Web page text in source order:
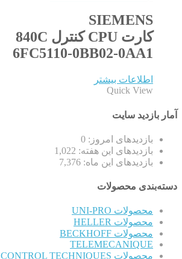
SIEMENS
کارت CPU کنترل 840C
6FC5110-0BB02-0AA1
اطلاعات بیشتر
Quick View
آمار بازدید سایت
بازدیدهای امروز: 0
بازدیدهای این هفته: 1,022
بازدیدهای این ماه: 7,376
دسته‌بندی محصولات
محصولات UNI-PRO
محصولات HELLER
محصولات BECKHOFF
TELEMECANIQUE
محصولات CONTROL TECHNIQUES